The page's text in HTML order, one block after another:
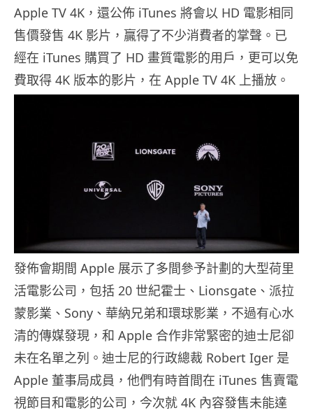
Apple TV 4K，還公佈 iTunes 將會以 HD 電影相同
售價發售 4K 影片，贏得了不少消費者的掌聲。已
經在 iTunes 購買了 HD 畫質電影的用戶，更可以免
費取得 4K 版本的影片，在 Apple TV 4K 上播放。
發佈會期間 Apple 展示了多間參予計劃的大型荷里
活電影公司，包括 20 世紀霍士、Lionsgate、派拉
蒙影業、Sony、華納兄弟和環球影業，不過有心水
清的傳媒發現，和 Apple 合作非常緊密的迪士尼卻
未在名單之列。迪士尼的行政總裁 Robert Iger 是
Apple 董事局成員，他們有時首間在 iTunes 售賣電
視節目和電影的公司，今次就 4K 內容發售未能達